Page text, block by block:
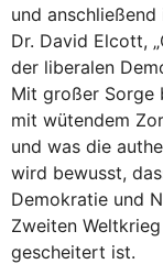
und
Dr. David Elcott,
der liberalen
Mit großer Sorge
mit wütendem
und was die
wird bewusst,
Demokratie und
Zweiten
gescheitert ist.